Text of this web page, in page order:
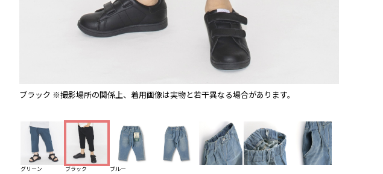
ブラック ※撮影場所の関係上、着用画像は実物と若干異なる場合があります。
グリーン ブラック ブルー